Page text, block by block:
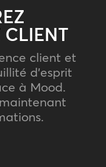
CLIENT
client et
d’esprit
à Mood.